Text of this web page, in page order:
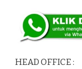
HEAD OFFICE :